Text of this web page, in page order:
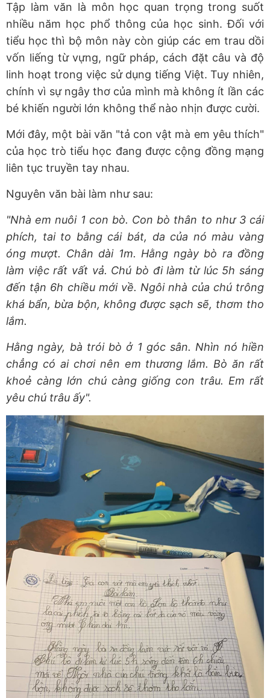
Tập làm văn là môn học quan trọng trong suốt
nhiều năm học phổ thông của học sinh. Đối với
tiểu học thì bộ môn này còn giúp các em trau dồi
vốn liếng từ vựng, ngữ pháp, cách đặt câu và độ
linh hoạt trong việc sử dụng tiếng Việt. Tuy nhiên,
chính vì sự ngây thơ của mình mà không ít lần các
bé khiến người lớn không thể nào nhịn được cười.
Mới đây, một bài văn "tả con vật mà em yêu thích"
của học trò tiểu học đang được cộng đồng mạng
liên tục truyền tay nhau.
Nguyên văn bài làm như sau:
"Nhà em nuôi 1 con bò. Con bò thân to như 3 cái
phích, tai to bằng cái bát, da của nó màu vàng
óng mượt. Chân dài 1m. Hằng ngày bò ra đồng
làm việc rất vất vả. Chú bò đi làm từ lúc 5h sáng
đến tận 6h chiều mới về. Ngôi nhà của chú trông
khá bẩn, bừa bộn, không được sạch sẽ, thơm tho
lắm.
Hằng ngày, bà trói bò ở 1 góc sân. Nhìn nó hiền
chẳng có ai chơi nên em thương lắm. Bò ăn rất
khoẻ càng lớn chú càng giống con trâu. Em rất
yêu chú trâu ấy".